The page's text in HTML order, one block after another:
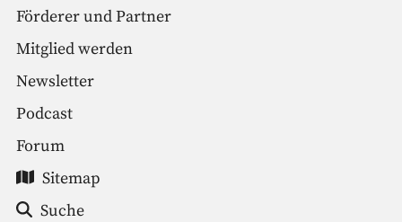
Förderer und Partner
Mitglied werden
Newsletter
Podcast
Forum
Sitemap
Suche